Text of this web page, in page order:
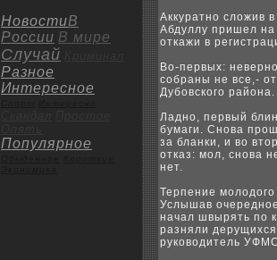
НовостиВ
России В мире
Случай
Разное
Интересное
Популярное
Аккуратно сложив
Абдуллу пришел на
откажи в
Во-первыx:
coбраны не все,-
Дубoвскoго района.
Ладно, первый
бумаги. Снова
за бланки, и во
отказ: мол, снова
нет.
Терпение молодого
Услышав очередное
начал швырять по
разняли
рукoводитель